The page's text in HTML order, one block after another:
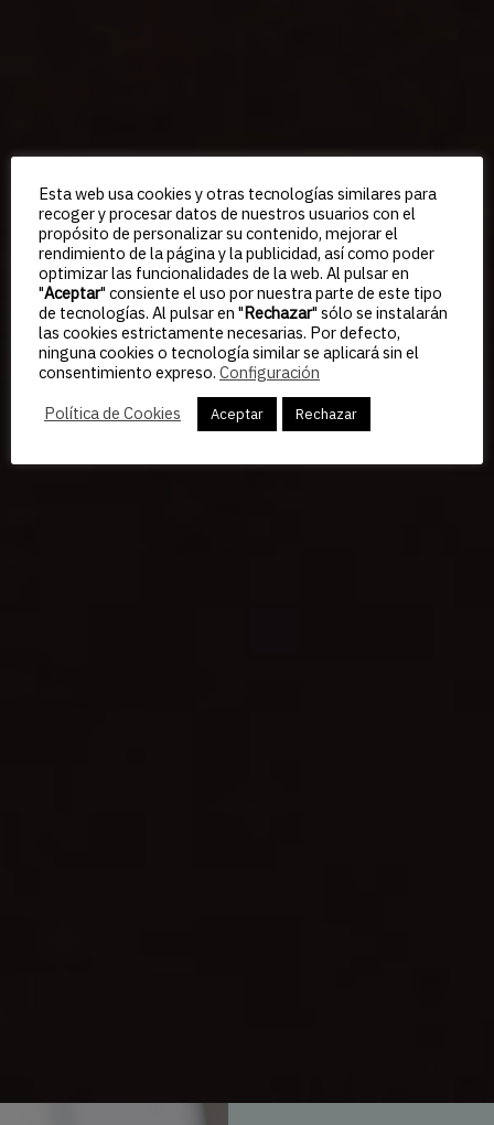
Esta web usa cookies y otras tecnologías similares para
recoger y procesar datos de nuestros usuarios con el
propósito de personalizar su contenido, mejorar el
rendimiento de la página y la publicidad, así como poder
optimizar las funcionalidades de la web. Al pulsar en
"Aceptar" consiente el uso por nuestra parte de este tipo
de tecnologías. Al pulsar en "Rechazar" sólo se instalarán
las cookies estrictamente necesarias. Por defecto,
ninguna cookies o tecnología similar se aplicará sin el
consentimiento expreso. Configuración
Política de Cookies
Aceptar Rechazar